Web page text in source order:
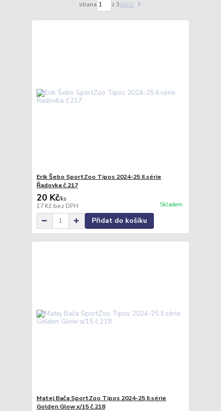
strana z 3další
Erik Šebo SportZoo Tipos 2024-25 II.série
Řadovka č.217
20 Kč/ks
17 Kč bez DPH Skladem
Přidat do košíku
Matej Bača SportZoo Tipos 2024-25 II.série
Golden Glow x/15 č.218